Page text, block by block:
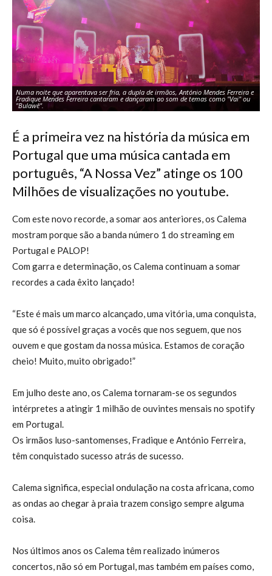
Numa noite que aparentava ser fria, a dupla de irmãos, António Mendes Ferreira e
Fradique Mendes Ferreira cantaram e dançaram ao som de temas como "Vai" ou
"Bulawê".
É a primeira vez na história da música em
Portugal que uma música cantada em
português, “A Nossa Vez” atinge os 100
Milhões de visualizações no youtube.
Com este novo recorde, a somar aos anteriores, os Calema
mostram porque são a banda número 1 do streaming em
Portugal e PALOP!
Com garra e determinação, os Calema continuam a somar
recordes a cada êxito lançado!
“Este é mais um marco alcançado, uma vitória, uma conquista,
que só é possível graças a vocês que nos seguem, que nos
ouvem e que gostam da nossa música. Estamos de coração
cheio! Muito, muito obrigado!”
Em julho deste ano, os Calema tornaram-se os segundos
intérpretes a atingir 1 milhão de ouvintes mensais no spotify
em Portugal.
Os irmãos luso-santomenses, Fradique e António Ferreira,
têm conquistado sucesso atrás de sucesso.
Calema significa, especial ondulação na costa africana, como
as ondas ao chegar à praia trazem consigo sempre alguma
coisa.
Nos últimos anos os Calema têm realizado inúmeros
concertos, não só em Portugal, mas também em países como,